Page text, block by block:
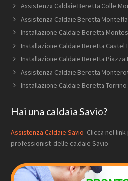
Assistenza Caldaie Beretta Colle
Assistenza Caldaie Beretta
Installazione Caldaie Beretta
Installazione Caldaie Beretta Castel
Installazione Caldaie Beretta Piazza
Assistenza Caldaie Beretta
Installazione Caldaie Beretta Torrino
Hai una caldaia Savio?
Assistenza Caldaie Savio Clicca nel
professionisti delle caldaie Savio